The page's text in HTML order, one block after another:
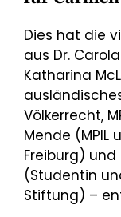
Dies hat die
aus Dr.
Katharina
Völkerrecht,
Mende
Freiburg) und
(Studentin
Stiftung) –